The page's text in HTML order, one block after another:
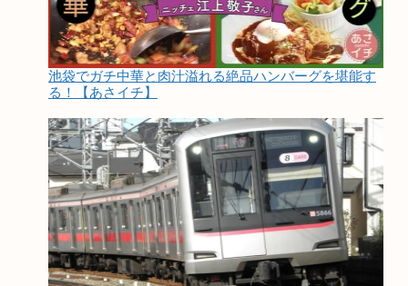
池袋でガチ中華と肉汁溢れる絶品ハンバーグを堪能す
る！【あさイチ】